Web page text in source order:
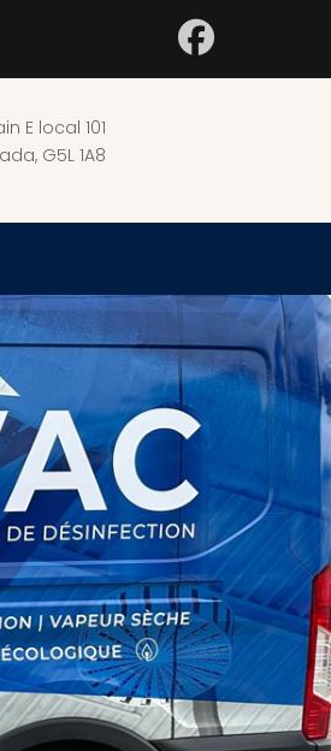
E local 101
G5L 1A8